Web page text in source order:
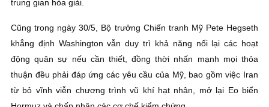
trung gian hòa giải.
Cũng trong ngày 30/5, Bộ trưởng Chiến tranh Mỹ Pete Hegseth
khẳng định Washington vẫn duy trì khả năng nối lại các hoạt
động quân sự nếu cần thiết, đồng thời nhấn mạnh mọi thỏa
thuận đều phải đáp ứng các yêu cầu của Mỹ, bao gồm việc Iran
từ bỏ vĩnh viễn chương trình vũ khí hạt nhân, mở lại Eo biển